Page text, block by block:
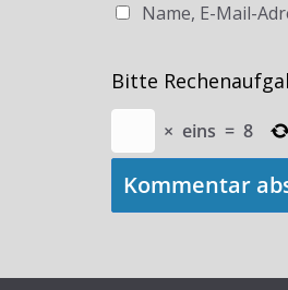
Name, E-Mail-
Bitte
× eins = 8